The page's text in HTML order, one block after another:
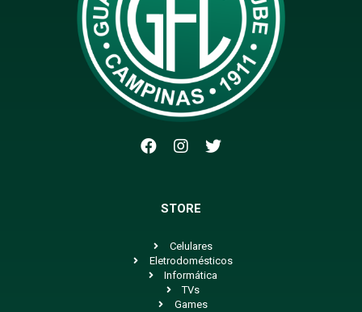
STORE
Celulares
Eletrodomésticos
Informática
TVs
Games